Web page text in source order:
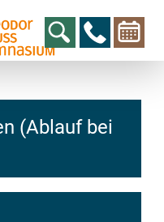
ed.ne
kalsn
(Ablauf bei